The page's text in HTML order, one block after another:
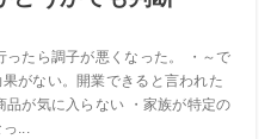
たら調子が悪くなった。 ・～で
がない。開業できると言われた
が気に入らない ・家族が特定の
...